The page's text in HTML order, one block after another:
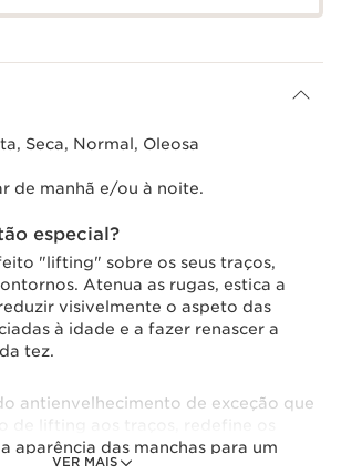
VER MAIS
Seca, Normal, Oleosa
de manhã e/ou à noite.
especial?
"lifting" sobre os seus traços,
Atenua as rugas, estica a
visivelmente o aspeto das
à idade e a fazer renascer a
tez.
antienvelhecimento de exceção que
aparência das manchas para um